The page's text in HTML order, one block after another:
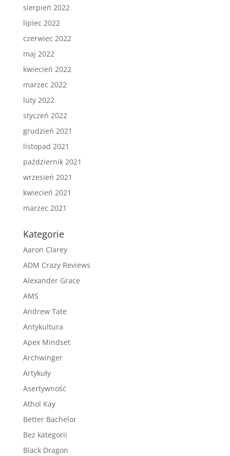
sierpień 2022
lipiec 2022
czerwiec 2022
maj 2022
kwiecień 2022
marzec 2022
luty 2022
styczeń 2022
grudzień 2021
listopad 2021
październik 2021
wrzesień 2021
kwiecień 2021
marzec 2021
Kategorie
Aaron Clarey
ADM Crazy Reviews
Alexander Grace
AMS
Andrew Tate
Antykultura
Apex Mindset
Archwinger
Artykuły
Asertywność
Athol Kay
Better Bachelor
Bez kategorii
Black Dragon